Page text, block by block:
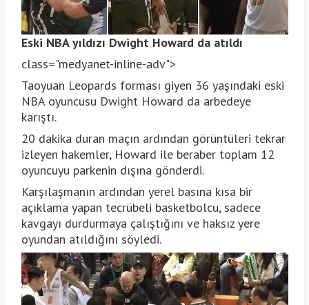
Eski NBA yıldızı Dwight Howard da atıldı
class="medyanet-inline-adv">
Taoyuan Leopards forması giyen 36 yaşındaki eski
NBA oyuncusu Dwight Howard da arbedeye
karıştı.
20 dakika duran maçın ardından görüntüleri tekrar
izleyen hakemler, Howard ile beraber toplam 12
oyuncuyu parkenin dışına gönderdi.
Karşılaşmanın ardından yerel basına kısa bir
açıklama yapan tecrübeli basketbolcu, sadece
kavgayı durdurmaya çalıştığını ve haksız yere
oyundan atıldığını söyledi.